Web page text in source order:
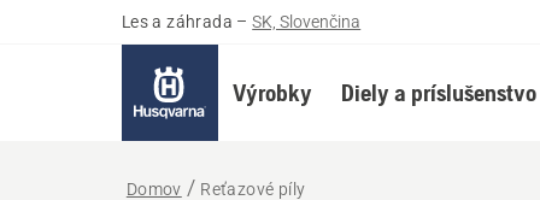
Les a záhrada – SK, Slovenčina
Výrobky Diely a príslušenstvo
Domov Reťazové píly